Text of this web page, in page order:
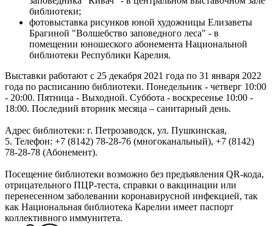
библиотеки;
фотовыставка рисунков юной художницы Елизаветы
Брагиной "Волшебство заповедного леса" - в
помещении юношеского абонемента Национальной
библиотеки Республики Карелия.
Выставки работают с 25 декабря 2021 года по 31 января 2022
года по расписанию библиотеки. Понедельник - четверг 10:00
- 20:00. Пятница - Выходной. Суббота - воскресенье 10:00 -
18:00. Последний вторник месяца – санитарный день.
Адрес библиотеки: г. Петрозаводск, ул. Пушкинская,
5. Телефон: +7 (8142) 78-28-76 (многоканальный), +7 (8142)
78-28-78 (Абонемент).
Посещение библиотеки возможно без предъявления QR-кода,
отрицательного ПЦР-теста, справки о вакцинации или
перенесенном заболевании коронавирусной инфекцией, так
как Национальная библиотека Карелии имеет паспорт
коллективного иммунитета.